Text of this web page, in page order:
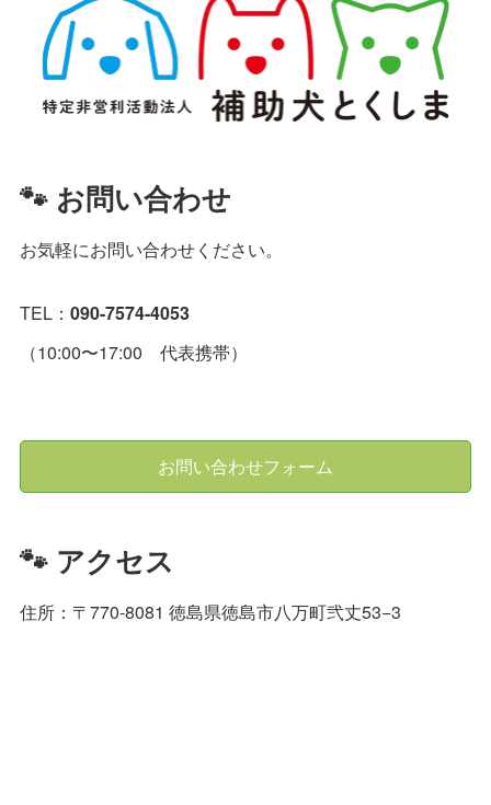
🐾 お問い合わせ
お気軽にお問い合わせください。
TEL：090-7574-4053
（10:00〜17:00 代表携帯）
お問い合わせフォーム
🐾 アクセス
住所：〒770-8081 徳島県徳島市八万町弐丈53−3